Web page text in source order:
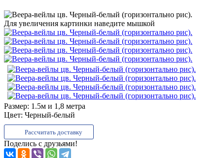
Для увеличения картинки наведите мышкой
Размер: 1.5м и 1,8 метра
Цвет: Черный-белый
Рассчитать доставку
Поделись с друзьями!